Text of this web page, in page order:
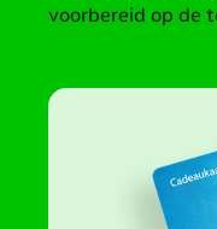
voorbereid op de